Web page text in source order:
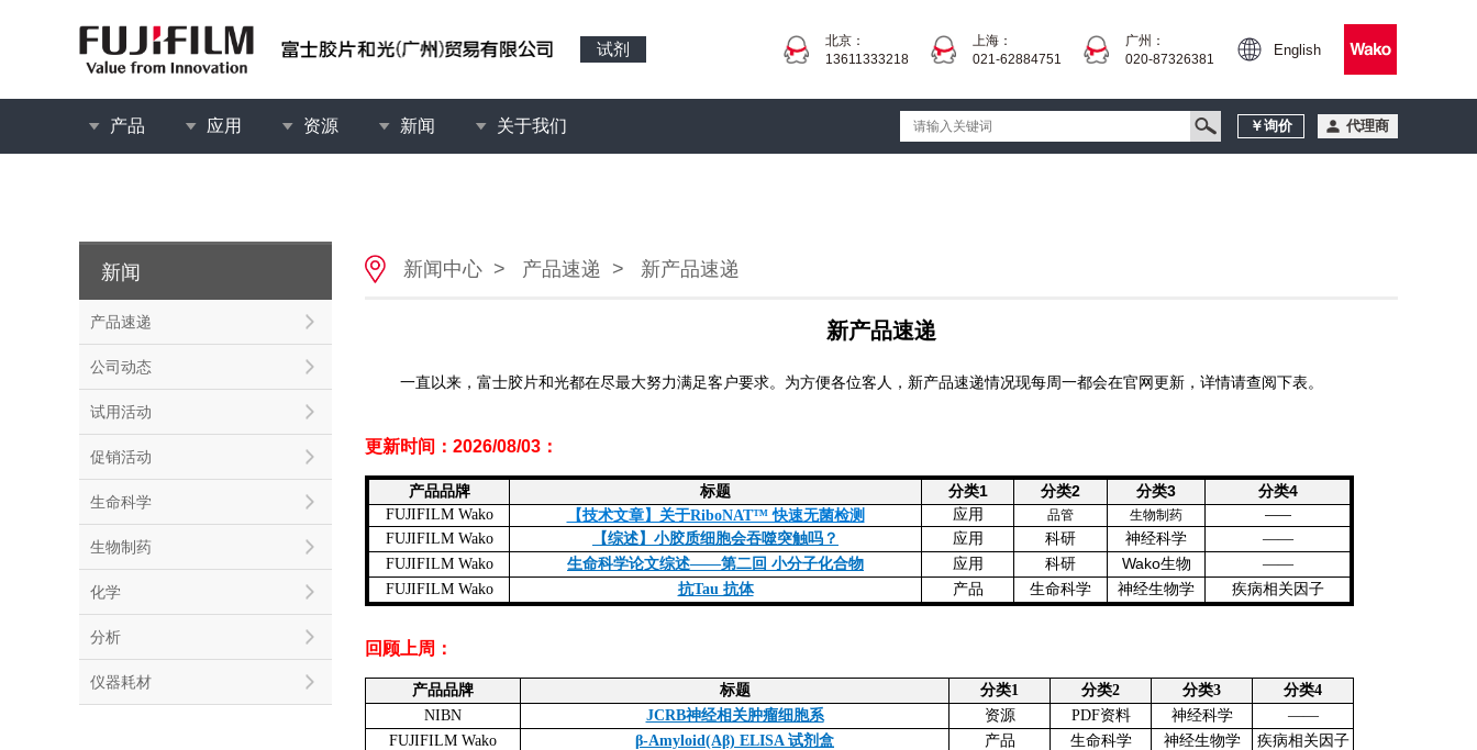
试剂
北京：
13611333218
上海：
021-62884751
广州：
020-87326381
English
产品 应用 资源 新闻 关于我们 ￥询价 代理商
新闻
产品速递
公司动态
试用活动
促销活动
生命科学
生物制药
化学
分析
仪器耗材
新闻中心 > 产品速递 > 新产品速递
新产品速递
一直以来，富士胶片和光都在尽最大努力满足客户要求。为方便各位客人，新产品速递情况现每周一都会在官网更新，详情请查阅下表。
更新时间：2026/08/03 ：
产品品牌 标题 分类1 分类2 分类3 分类4
FUJIFILM Wako 【技术文章】关于RiboNAT™ 快速无菌检测 应用 品管 生物制药 ——
FUJIFILM Wako 【综述】小胶质细胞会吞噬突触吗？ 应用 科研 神经科学
——
FUJIFILM Wako
生命科学论文综述——第二回 小分子化合物 应用 科研 Wako生物
——
FUJIFILM Wako
抗Tau 抗体 产品 生命科学 神经生物学 疾病相关因子
回顾上周：
产品品牌 标题 分类1 分类2 分类3
分类4
NIBN
JCRB神经相关肿瘤细胞系 资源 PDF资料 神经科学
——
FUJIFILM Wako
β-Amyloid(Aβ) ELISA 试剂盒 产品 生命科学 神经生物学
疾病相关因子